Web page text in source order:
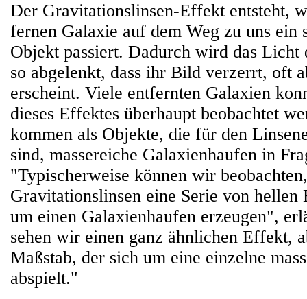
Der Gravitationslinsen-Effekt entsteht,
fernen Galaxie auf dem Weg zu uns ein
Objekt passiert. Dadurch wird das Licht
so abgelenkt, dass ihr Bild verzerrt, oft
erscheint. Viele entfernten Galaxien
dieses Effektes überhaupt beobachtet
kommen als Objekte, die für den
sind, massereiche Galaxienhaufen in
"Typischerweise können wir
Gravitationslinsen eine Serie von hellen
um einen Galaxienhaufen erzeugen",
sehen wir einen ganz ähnlichen Effekt,
Maßstab, der sich um eine einzelne
abspielt."